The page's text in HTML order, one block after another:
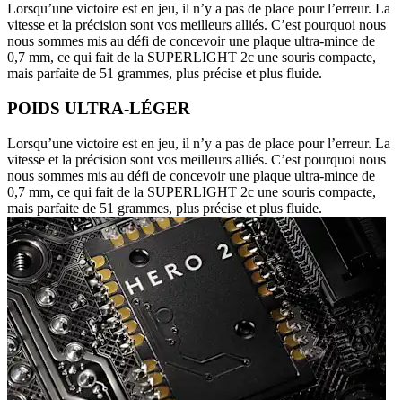
Lorsqu’une victoire est en jeu, il n’y a pas de place pour l’erreur. La
vitesse et la précision sont vos meilleurs alliés. C’est pourquoi nous
nous sommes mis au défi de concevoir une plaque ultra-mince de
0,7 mm, ce qui fait de la SUPERLIGHT 2c une souris compacte,
mais parfaite de 51 grammes, plus précise et plus fluide.
POIDS ULTRA-LÉGER
Lorsqu’une victoire est en jeu, il n’y a pas de place pour l’erreur. La
vitesse et la précision sont vos meilleurs alliés. C’est pourquoi nous
nous sommes mis au défi de concevoir une plaque ultra-mince de
0,7 mm, ce qui fait de la SUPERLIGHT 2c une souris compacte,
mais parfaite de 51 grammes, plus précise et plus fluide.